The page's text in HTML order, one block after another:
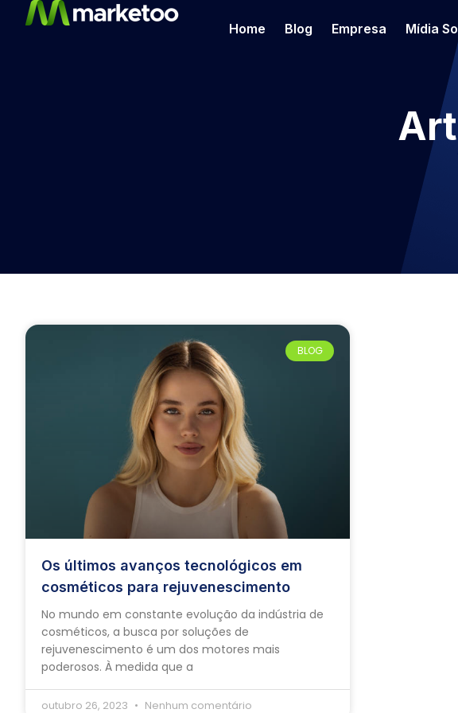
Home Blog Empresa Mídia
BLOG
Os últimos avanços tecnológicos em
cosméticos para rejuvenescimento
No mundo em constante evolução da indústria de
cosméticos, a busca por soluções de
rejuvenescimento é um dos motores mais
poderosos. À medida que a
outubro 26, 2023 Nenhum comentário